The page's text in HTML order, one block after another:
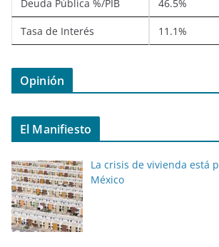
Deuda Pública %/PIB 46.5%
Tasa de Interés 11.1%
Opinión
El Manifiesto
La crisis de vivienda está
México